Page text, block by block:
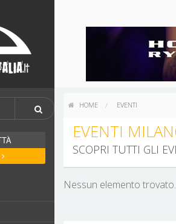
HOME EVENTI
Nessun elemento trovato.